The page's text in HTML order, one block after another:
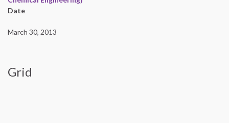
Date
March 30, 2013
Grid